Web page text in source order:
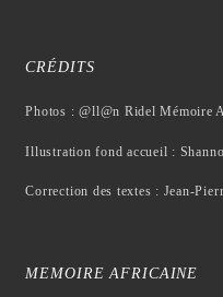
CRÉDITS
Photos : @ll@n Ridel Mémoire
Illustration fond accueil :
Correction des textes : Jean-
MEMOIRE AFRICAINE